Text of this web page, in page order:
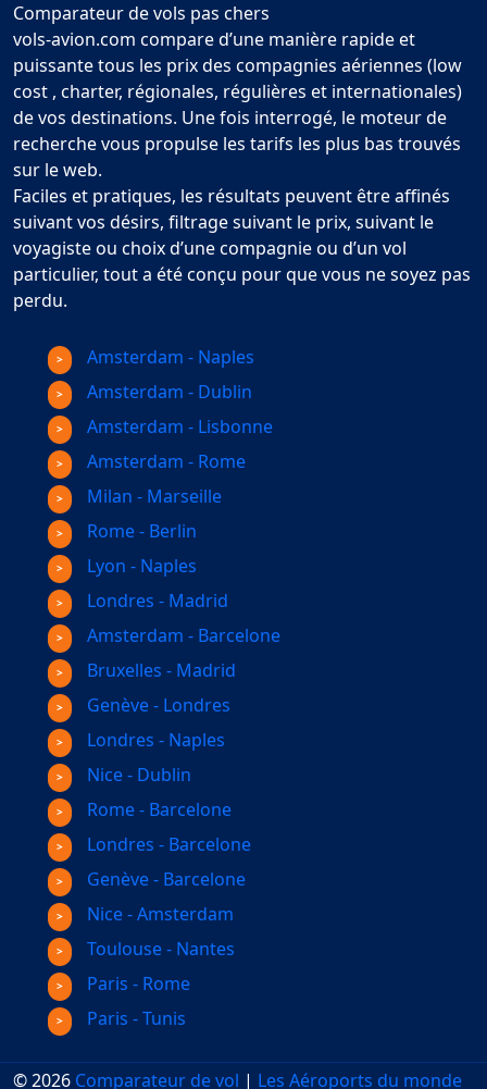
Comparateur de vols pas chers
vols-avion.com compare d’une manière rapide et
puissante tous les prix des compagnies aériennes (low
cost , charter, régionales, régulières et internationales)
de vos destinations. Une fois interrogé, le moteur de
recherche vous propulse les tarifs les plus bas trouvés
sur le web.
Faciles et pratiques, les résultats peuvent être affinés
suivant vos désirs, filtrage suivant le prix, suivant le
voyagiste ou choix d’une compagnie ou d’un vol
particulier, tout a été conçu pour que vous ne soyez pas
perdu.
Amsterdam - Naples
Amsterdam - Dublin
Amsterdam - Lisbonne
Amsterdam - Rome
Milan - Marseille
Rome - Berlin
Lyon - Naples
Londres - Madrid
Amsterdam - Barcelone
Bruxelles - Madrid
Genève - Londres
Londres - Naples
Nice - Dublin
Rome - Barcelone
Londres - Barcelone
Genève - Barcelone
Nice - Amsterdam
Toulouse - Nantes
Paris - Rome
Paris - Tunis
© 2026 Comparateur de vol | Les Aéroports du monde